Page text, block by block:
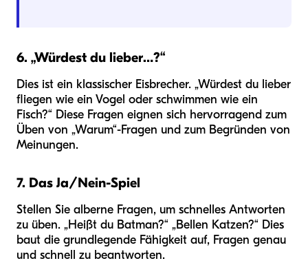
6. „Würdest du lieber…?“
Dies ist ein klassischer Eisbrecher. „Würdest du lieber
fliegen wie ein Vogel oder schwimmen wie ein
Fisch?“ Diese Fragen eignen sich hervorragend zum
Üben von „Warum“-Fragen und zum Begründen von
Meinungen.
7. Das Ja/Nein-Spiel
Stellen Sie alberne Fragen, um schnelles Antworten
zu üben. „Heißt du Batman?“ „Bellen Katzen?“ Dies
baut die grundlegende Fähigkeit auf, Fragen genau
und schnell zu beantworten.